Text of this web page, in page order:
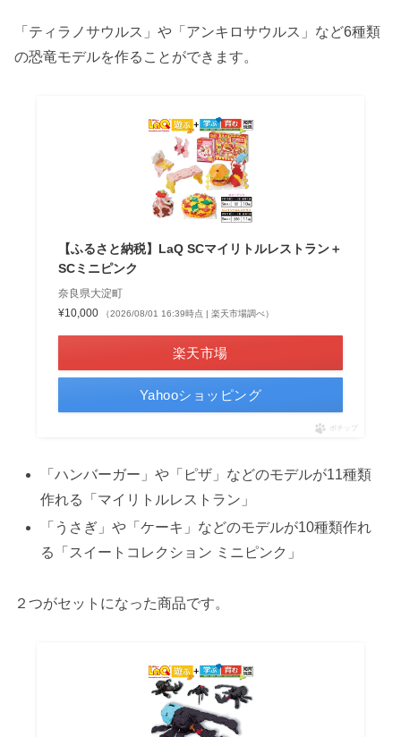
「ティラノサウルス」や「アンキロサウルス」など6種類
の恐竜モデルを作ることができます。
【ふるさと納税】LaQ SCマイリトルレストラン＋
SCミニピンク
奈良県大淀町
¥10,000
（2026/08/01 16:39時点 | 楽天市場調べ）
楽天市場
Yahooショッピング
ポチップ
「ハンバーガー」や「ピザ」などのモデルが11種類
作れる「マイリトルレストラン」
「うさぎ」や「ケーキ」などのモデルが10種類作れ
る「スイートコレクション ミニピンク」
２つがセットになった商品です。